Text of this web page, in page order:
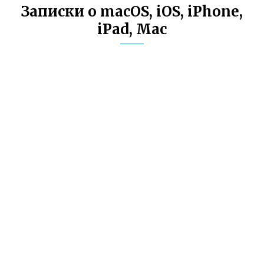
Записки о macOS, iOS, iPhone,
iPad, Mac